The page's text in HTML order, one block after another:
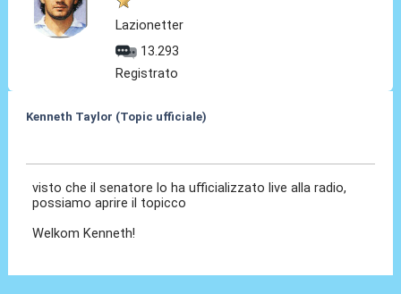
Lazionetter
13.293
Registrato
Kenneth Taylor (Topic ufficiale)
visto che il senatore lo ha ufficializzato live alla radio,
possiamo aprire il topicco
Welkom Kenneth!